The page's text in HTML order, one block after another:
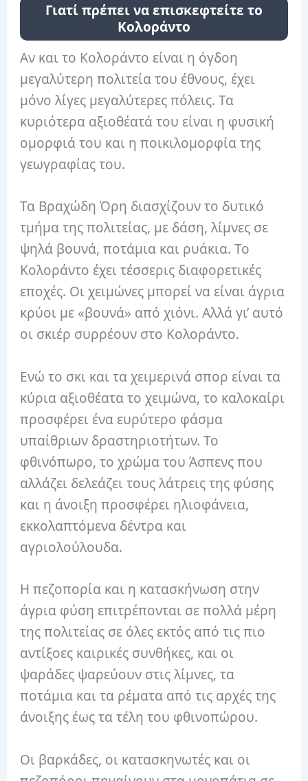
Γιατί πρέπει να επισκεφτείτε το
Κολοράντο
Αν και το Κολοράντο είναι η όγδοη
μεγαλύτερη πολιτεία του έθνους, έχει
μόνο λίγες μεγαλύτερες πόλεις. Τα
κυριότερα αξιοθέατά του είναι η φυσική
ομορφιά του και η ποικιλομορφία της
γεωγραφίας του.
Τα Βραχώδη Όρη διασχίζουν το δυτικό
τμήμα της πολιτείας, με δάση, λίμνες σε
ψηλά βουνά, ποτάμια και ρυάκια. Το
Κολοράντο έχει τέσσερις διαφορετικές
εποχές. Οι χειμώνες μπορεί να είναι άγρια
​​κρύοι με «βουνά» από χιόνι. Αλλά γι’ αυτό
οι σκιέρ συρρέουν στο Κολοράντο.
Ενώ το σκι και τα χειμερινά σπορ είναι τα
κύρια αξιοθέατα το χειμώνα, το καλοκαίρι
προσφέρει ένα ευρύτερο φάσμα
υπαίθριων δραστηριοτήτων. Το
φθινόπωρο, το χρώμα του Άσπενς που
αλλάζει δελεάζει τους λάτρεις της φύσης
και η άνοιξη προσφέρει ηλιοφάνεια,
εκκολαπτόμενα δέντρα και
αγριολούλουδα.
Η πεζοπορία και η κατασκήνωση στην
άγρια ​​φύση επιτρέπονται σε πολλά μέρη
της πολιτείας σε όλες εκτός από τις πιο
αντίξοες καιρικές συνθήκες, και οι
ψαράδες ψαρεύουν στις λίμνες, τα
ποτάμια και τα ρέματα από τις αρχές της
άνοιξης έως τα τέλη του φθινοπώρου.
Οι βαρκάδες, οι κατασκηνωτές και οι